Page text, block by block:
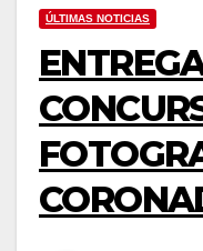
ÚLTIMAS NOTICIAS